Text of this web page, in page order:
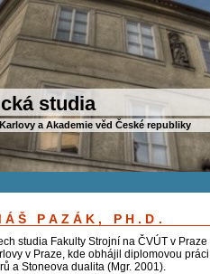
studia
a Akademie věd České republiky
PAZÁK, PH.D.
studia Fakulty Strojní na ČVÚT v
v Praze, kde obhájil diplomovou
a Stoneova dualita (Mgr. 2001).